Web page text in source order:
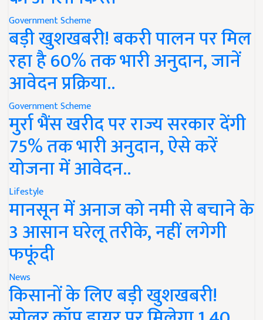
Government Scheme
बड़ी खुशखबरी! बकरी पालन पर मिल
रहा है 60% तक भारी अनुदान, जानें
आवेदन प्रक्रिया..
Government Scheme
मुर्रा भैंस खरीद पर राज्य सरकार देंगी
75% तक भारी अनुदान, ऐसे करें
योजना में आवेदन..
Lifestyle
मानसून में अनाज को नमी से बचाने के
3 आसान घरेलू तरीके, नहीं लगेगी
फफूंदी
News
किसानों के लिए बड़ी खुशखबरी!